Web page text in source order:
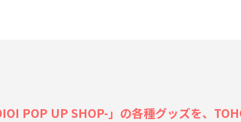
POP UP SHOP-」の各種グッズを、